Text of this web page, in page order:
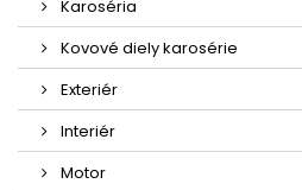
Karoséria
Kovové diely karosérie
Exteriér
Interiér
Motor